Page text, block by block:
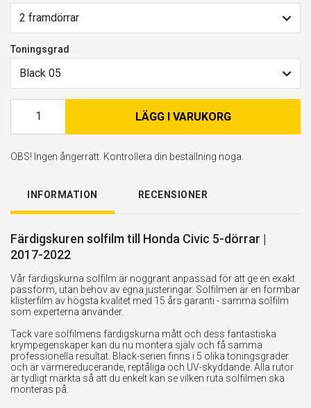
2 framdörrar
Toningsgrad
Black 05
LÄGG I VARUKORG
OBS! Ingen ångerrätt. Kontrollera din beställning noga.
INFORMATION RECENSIONER
Färdigskuren solfilm till Honda Civic 5-dörrar |
2017-2022
Vår färdigskurna solfilm är noggrant anpassad för att ge en exakt
passform, utan behov av egna justeringar. Solfilmen är en formbar
klisterfilm av högsta kvalitet med 15 års garanti - samma solfilm
som experterna använder.
Tack vare solfilmens färdigskurna mått och dess fantastiska
krympegenskaper kan du nu montera själv och få samma
professionella resultat. Black-serien finns i 5 olika toningsgrader
och är värmereducerande, reptåliga och UV-skyddande. Alla rutor
är tydligt märkta så att du enkelt kan se vilken ruta solfilmen ska
monteras på.